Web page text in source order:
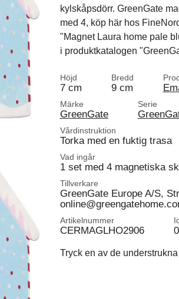
kylskåpsdörr. GreenGate
med 4, köp här hos
"Magnet Laura home pale
i produktkatalogen
Höjd
7 cm
Bredd
9 cm
Märke
GreenGate
Serie
Vårdinstruktion
Torka med en fuktig trasa
Vad ingår
1 set med 4 magnetiska
Tillverkare
GreenGate Europe A/S,
Artikelnummer
CERMAGLHO2906
Tryck en av de